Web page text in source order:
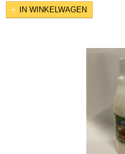
IN WINKELWAGEN